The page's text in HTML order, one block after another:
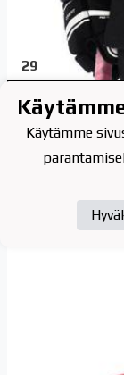
29
Pyhäluoto Oiva
Maalivahti
Käytämme